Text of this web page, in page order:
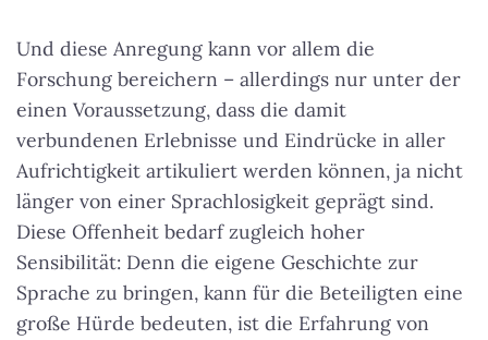
Und diese Anregung kann vor allem die
Forschung bereichern – allerdings nur unter der
einen Voraussetzung, dass die damit
verbundenen Erlebnisse und Eindrücke in aller
Aufrichtigkeit artikuliert werden können, ja nicht
länger von einer Sprachlosigkeit geprägt sind.
Diese Offenheit bedarf zugleich hoher
Sensibilität: Denn die eigene Geschichte zur
Sprache zu bringen, kann für die Beteiligten eine
große Hürde bedeuten, ist die Erfahrung von